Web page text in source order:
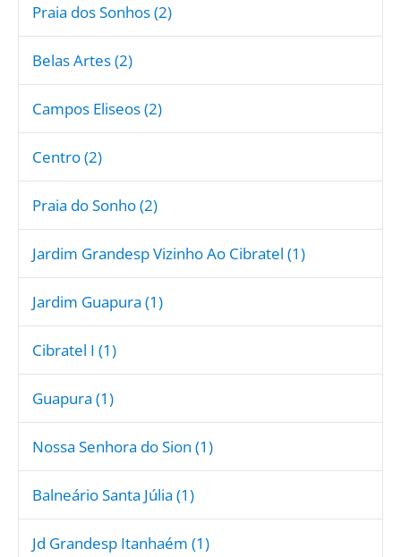
Praia dos Sonhos (2)
Belas Artes (2)
Campos Eliseos (2)
Centro (2)
Praia do Sonho (2)
Jardim Grandesp Vizinho Ao Cibratel (1)
Jardim Guapura (1)
Cibratel I (1)
Guapura (1)
Nossa Senhora do Sion (1)
Balneário Santa Júlia (1)
Jd Grandesp Itanhaém (1)